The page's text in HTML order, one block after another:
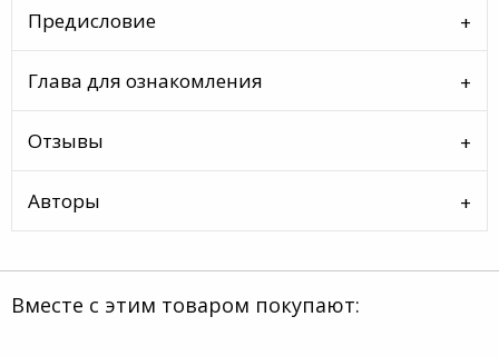
Предисловие
Глава для ознакомления
Отзывы
Авторы
Вместе с этим товаром покупают: